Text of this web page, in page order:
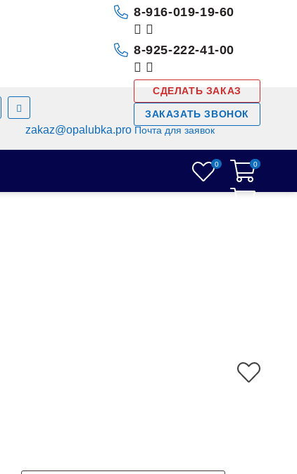
8-916-019-19-60
8-925-222-41-00
СДЕЛАТЬ ЗАКАЗ
ЗАКАЗАТЬ ЗВОНОК
zakaz@opalubka.pro Почта для заявок
0 0
0